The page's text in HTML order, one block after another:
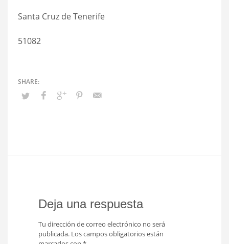
Santa Cruz de Tenerife
51082
Deja una respuesta
Tu dirección de correo electrónico no será
publicada. Los campos obligatorios están